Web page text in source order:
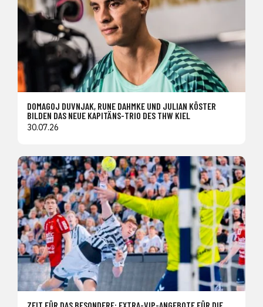
DOMAGOJ DUVNJAK, RUNE DAHMKE UND JULIAN KÖSTER
BILDEN DAS NEUE KAPITÄNS-TRIO DES THW KIEL
30.07.26
ZEIT FÜR DAS BESONDERE: EXTRA-VIP-ANGEBOTE FÜR DIE